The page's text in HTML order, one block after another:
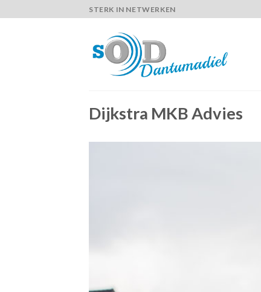
to
STERK IN NETWERKEN
Dijkstra MKB Advies